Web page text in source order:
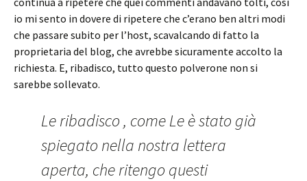
io mi sento in dovere di ripetere che c’erano ben altri modi
che passare subito per l’host, scavalcando di fatto la
proprietaria del blog, che avrebbe sicuramente accolto la
richiesta. E, ribadisco, tutto questo polverone non si
sarebbe sollevato.
Le ribadisco , come Le è stato già
spiegato nella nostra lettera
aperta, che ritengo questi